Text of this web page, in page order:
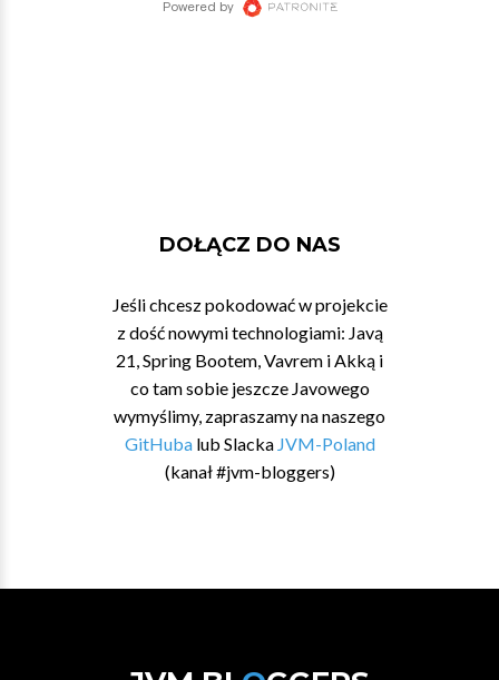
DOŁĄCZ DO NAS
Jeśli chcesz pokodować w projekcie
z dość nowymi technologiami: Javą
21, Spring Bootem, Vavrem i Akką i
co tam sobie jeszcze Javowego
wymyślimy, zapraszamy na naszego
GitHubalub Slacka JVM-Poland
(kanał #jvm-bloggers)